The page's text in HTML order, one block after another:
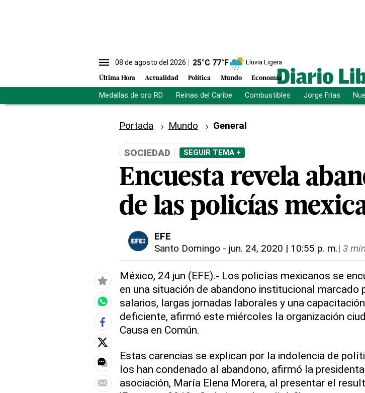
08 de agosto del 2026 25°C 77°F Lluvia Ligera
Última Hora Actualidad Política Mundo Economía
Medallas de oro RD Reinas del Caribe Combustibles Jorge Frías
Portada Mundo General
SOCIEDAD SEGUIR TEMA +
Encuesta revela
de las policías
EFE
Santo Domingo - jun. 24, 2020 | 10:55 p. m.| 3
México, 24 jun (EFE).- Los policías mexicanos se
en una situación de abandono institucional marcado
salarios, largas jornadas laborales y una capacitación
deficiente, afirmó este miércoles la organización
Causa en Común.
Estas carencias se explican por la indolencia de
los han condenado al abandono, afirmó la
asociación, María Elena Morera, al presentar el